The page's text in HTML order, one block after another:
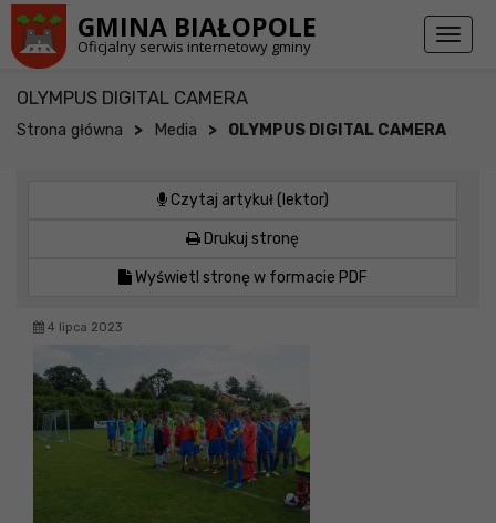
GMINA BIAŁOPOLE
Oficjalny serwis internetowy gminy
Toggle
OLYMPUS DIGITAL CAMERA
Strona główna > Media > OLYMPUS DIGITAL CAMERA
Czytaj artykuł (lektor)
Drukuj stronę
Wyświetl stronę w formacie PDF
4 lipca 2023